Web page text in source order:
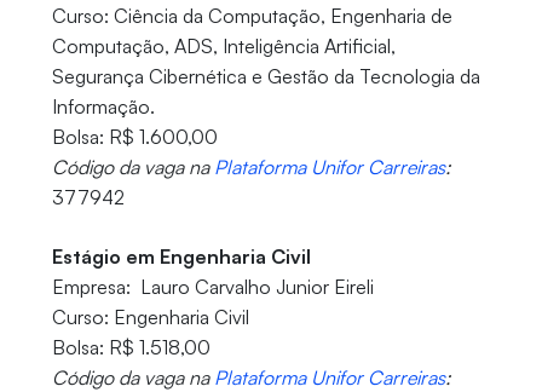
Curso: Ciência da Computação, Engenharia de
Computação, ADS, Inteligência Artificial,
Segurança Cibernética e Gestão da Tecnologia da
Informação.
Bolsa: R$ 1.600,00
Código da vaga na Plataforma Unifor Carreiras:
377942
Estágio em Engenharia Civil
Empresa: Lauro Carvalho Junior Eireli
Curso: Engenharia Civil
Bolsa: R$ 1.518,00
Código da vaga na Plataforma Unifor Carreiras: